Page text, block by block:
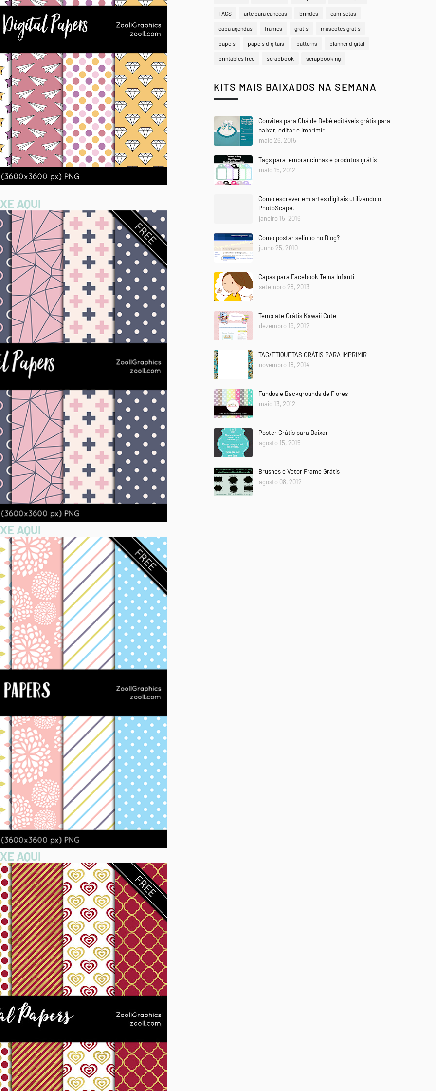
AQUI
AQUI
AQUI
TAGS arte para canecas brindes camisetas
capa agendas frames grátis mascotes grátis
papeis papeis digitais patterns planner digital
printables free scrapbook scrapbooking
KITS MAIS BAIXADOS NA SEMANA
Convites para Chá de Bebê editáveis grátis para
baixar, editar e imprimir
maio 26, 2015
Tags para lembrancinhas e produtos grátis
maio 15, 2012
Como escrever em artes digitais utilizando o
PhotoScape.
janeiro 15, 2016
Como postar selinho no Blog?
junho 25, 2010
Capas para Facebook Tema Infantil
setembro 28, 2013
Template Grátis Kawaii Cute
dezembro 19, 2012
TAG/ETIQUETAS GRÁTIS PARA IMPRIMIR
novembro 18, 2014
Fundos e Backgrounds de Flores
maio 13, 2012
Poster Grátis para Baixar
agosto 15, 2015
Brushes e Vetor Frame Grátis
agosto 08, 2012